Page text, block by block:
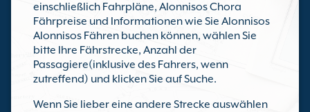
einschließlich Fahrpläne, Alonnisos Chora
Fährpreise und Informationen wie Sie Alonnisos
Alonnisos Fähren buchen können, wählen Sie
bitte Ihre Fährstrecke, Anzahl der
Passagiere(inklusive des Fahrers, wenn
zutreffend) und klicken Sie auf Suche.
Wenn Sie lieber eine andere Strecke auswählen